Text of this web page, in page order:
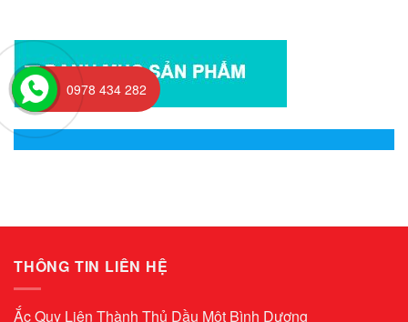
THÔNG TIN LIÊN HỆ
Ắc Quy Liên Thành Thủ Dầu Một Bình Dương
0978 434 282